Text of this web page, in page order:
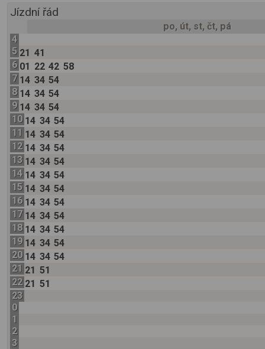
Jízdní řád
po, út, st, čt, pá
4
5 21 41
6 01 22 42 58
7 14 34 54
8 14 34 54
9 14 34 54
10 14 34 54
11 14 34 54
12 14 34 54
13 14 34 54
14 14 34 54
15 14 34 54
16 14 34 54
17 14 34 54
18 14 34 54
19 14 34 54
20 14 34 54
21 21 51
22 21 51
23
0
1
2
3